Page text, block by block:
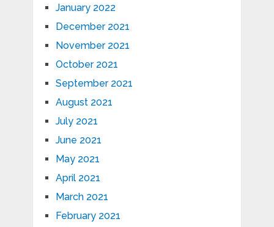
January 2022
December 2021
November 2021
October 2021
September 2021
August 2021
July 2021
June 2021
May 2021
April 2021
March 2021
February 2021